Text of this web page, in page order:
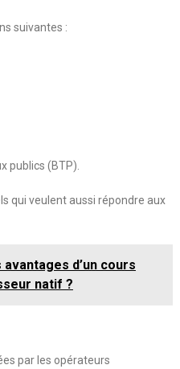
suivantes :
publics (BTP).
qui veulent aussi répondre aux
d’un cours
natif ?
par les opérateurs